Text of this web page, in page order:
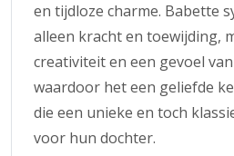
en tijdloze charme. Babette
alleen kracht en toewijding,
creativiteit en een gevoel
waardoor het een geliefde
die een unieke en toch
voor hun dochter.